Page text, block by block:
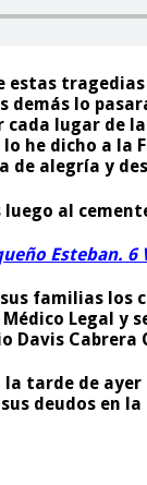
estas
demás lo
lugar de
he dicho a
de alegría y
al
Esteban.
familias
Legal y
Davis
tarde de
deudos